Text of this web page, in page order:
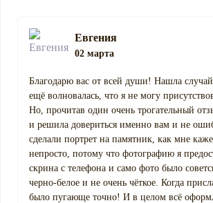
Евгения
02 марта
Благодарю вас от всей души! Нашла
ещё волновалась, что я не могу
Но, прочитав один очень трогательный
и решила довериться именно вам и не
сделали портрет на памятник, как мне
непросто, потому что фотографию я
скрина с телефона и само фото было
черно-белое и не очень чёткое. Когда
было пугающе точно! И в целом всё